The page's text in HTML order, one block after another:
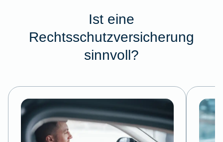
Ist eine
Rechtsschutzversicherung
sinnvoll?